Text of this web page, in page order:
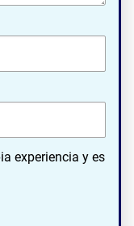
experiencia y es